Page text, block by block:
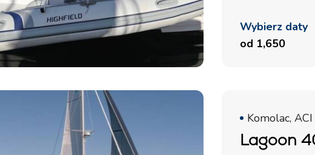
Wybierz daty
od 1,650
Komolac,
Lagoon
Usługi
Czarter Jachtów ze
Skipperem
Luksusowy Czarter
Jachtów z Załogą
Biograd na Moru